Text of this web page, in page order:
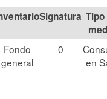
Signatura Tipo
Fondo
general
0
en